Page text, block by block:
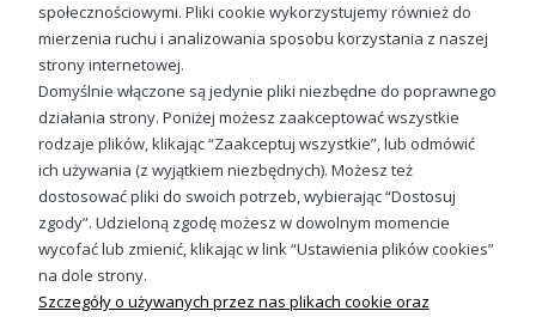
Najlepszy Gołębiarz we wsi Męska koszulka
49,98 zł
Sprawdź nasze social media
społecznościowymi. Pliki cookie wykorzystujemy również do
mierzenia ruchu i analizowania sposobu korzystania z naszej
strony internetowej.
Domyślnie włączone są jedynie pliki niezbędne do poprawnego
działania strony. Poniżej możesz zaakceptować wszystkie
rodzaje plików, klikając “Zaakceptuj wszystkie”, lub odmówić
ich używania (z wyjątkiem niezbędnych). Możesz też
dostosować pliki do swoich potrzeb, wybierając “Dostosuj
zgody”. Udzieloną zgodę możesz w dowolnym momencie
wycofać lub zmienić, klikając w link “Ustawienia plików cookies”
na dole strony.
Szczegóły o używanych przez nas plikach cookie oraz